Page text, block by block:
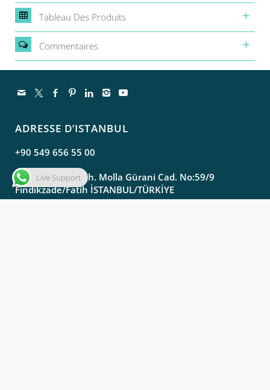
Tableau Des Produits
Commentaires
ADRESSE D’ISTANBUL
+90 549 656 55 00
Molla Gürani Mah. Molla Gürani Cad. No:59/9
Fındıkzade/Fatih İSTANBUL/TÜRKİYE
Live Support